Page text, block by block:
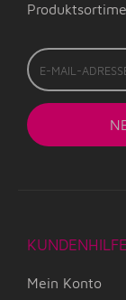
E-
Mail-
Adresse
KUNDENHILFE
Mein Konto